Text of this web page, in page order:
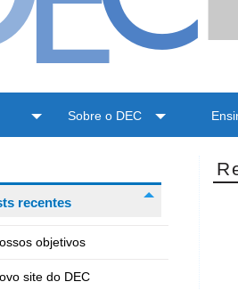
Sobre o DEC
recentes
objetivos
site do DEC